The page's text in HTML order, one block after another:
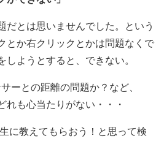
だとは思いませんでした。という
とか右クリックとかは問題なくで
しようとすると、できない。
ーとの距離の問題か？など、
れも心当たりがない・・・
に教えてもらおう！と思って検